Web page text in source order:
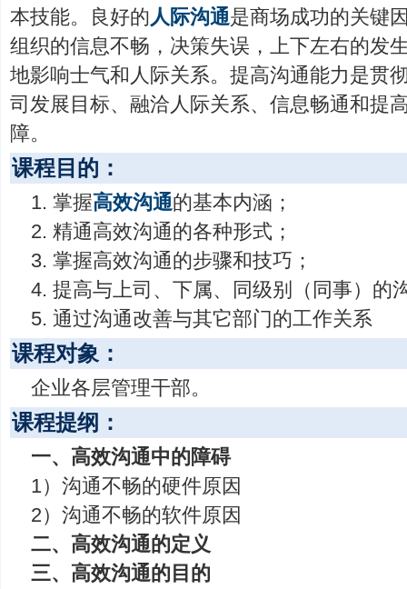
本技能。良好的人际沟通是商场成功的关键
组织的信息不畅，决策失误，上下左右的发
地影响士气和人际关系。提高沟通能力是贯
司发展目标、融洽人际关系、信息畅通和提
障。
课程目的：
1. 掌握高效沟通的基本内涵；
2. 精通高效沟通的各种形式；
3. 掌握高效沟通的步骤和技巧；
4. 提高与上司、下属、同级别（同事）的
5. 通过沟通改善与其它部门的工作关系
课程对象：
企业各层管理干部。
课程提纲：
一、高效沟通中的障碍
1）沟通不畅的硬件原因
2）沟通不畅的软件原因
二、高效沟通的定义
三、高效沟通的目的